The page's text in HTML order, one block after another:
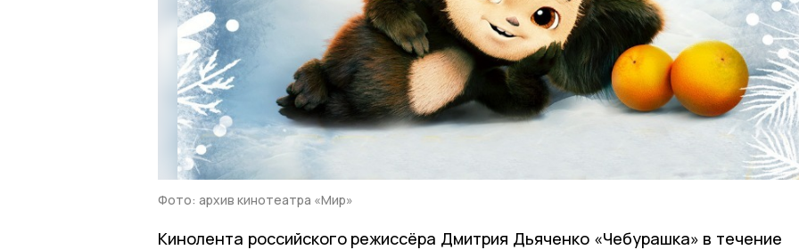
Фото: архив кинотеатра «Мир»
Кинолента российского режиссёра Дмитрия Дьяченко «Чебурашка» в течение